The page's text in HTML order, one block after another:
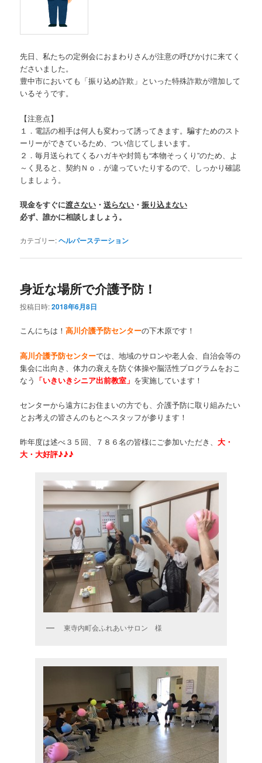
先日、私たちの定例会におまわりさんが注意の呼びかけに来てく
ださいました。
豊中市においても「振り込め詐欺」といった特殊詐欺が増加して
いるそうです。
【注意点】
１．電話の相手は何人も変わって誘ってきます。騙すためのスト
ーリーができているため、つい信じてしまいます。
２．毎月送られてくるハガキや封筒も“本物そっくり”のため、よ
～く見ると、契約Ｎｏ．が違っていたりするので、しっかり確認
しましょう。
現金をすぐに渡さない ・送らない ・振り込まない
必ず、誰かに相談しましょう。
カテゴリー:ヘルパーステーション
身近な場所で介護予防！
投稿日時:2018年6月8日
こんにちは！高川介護予防センターの下木原です！
高川介護予防センターでは、地域のサロンや老人会、自治会等の
集会に出向き、体力の衰えを防ぐ体操や脳活性プログラムをおこ
なう 「いきいきシニア出前教室」 を実施しています！
センターから遠方にお住まいの方でも、介護予防に取り組みたい
とお考えの皆さんのもとへスタッフが参ります！
昨年度は述べ３５回、７８６名の皆様にご参加いただき、大・
大・大好評♪♪♪
東寺内町会ふれあいサロン 様